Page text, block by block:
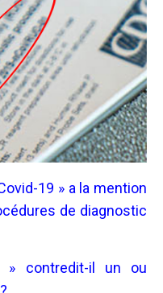
19 » a la mention
de diagnostic
» contredit-il un ou